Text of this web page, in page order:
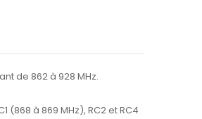
de 862 à 928 MHz.
à 869 MHz), RC2 et RC4